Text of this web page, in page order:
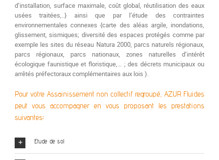
d’installation, surface maximale, coût global, réutilisation des eaux
usées traitées,..} ainsi que par l’étude des contraintes
environnementales connexes {carte des aléas argile, inondations,
glissement, sismiques; diversité des espaces protégés comme par
exemple les sites du réseau Natura 2000, parcs naturels régionaux,
parcs régionaux, parcs nationaux, zones naturelles d’intérêt
écologique faunistique et floristique,… ; des décrets municipaux ou
arrêtés préfectoraux complémentaires aux lois ).
Pour votre Assainissement non collectif regroupé, AZUR Fluides
peut vous accompagner en vous proposant les prestations
suivantes:
Etude de sol